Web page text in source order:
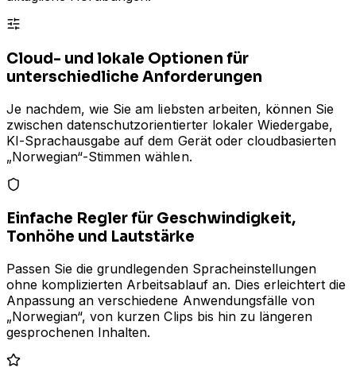
Cloud- und lokale Optionen für
unterschiedliche Anforderungen
Je nachdem, wie Sie am liebsten arbeiten, können Sie
zwischen datenschutzorientierter lokaler Wiedergabe,
KI-Sprachausgabe auf dem Gerät oder cloudbasierten
„Norwegian“-Stimmen wählen.
Einfache Regler für Geschwindigkeit,
Tonhöhe und Lautstärke
Passen Sie die grundlegenden Spracheinstellungen
ohne komplizierten Arbeitsablauf an. Dies erleichtert die
Anpassung an verschiedene Anwendungsfälle von
„Norwegian“, von kurzen Clips bis hin zu längeren
gesprochenen Inhalten.